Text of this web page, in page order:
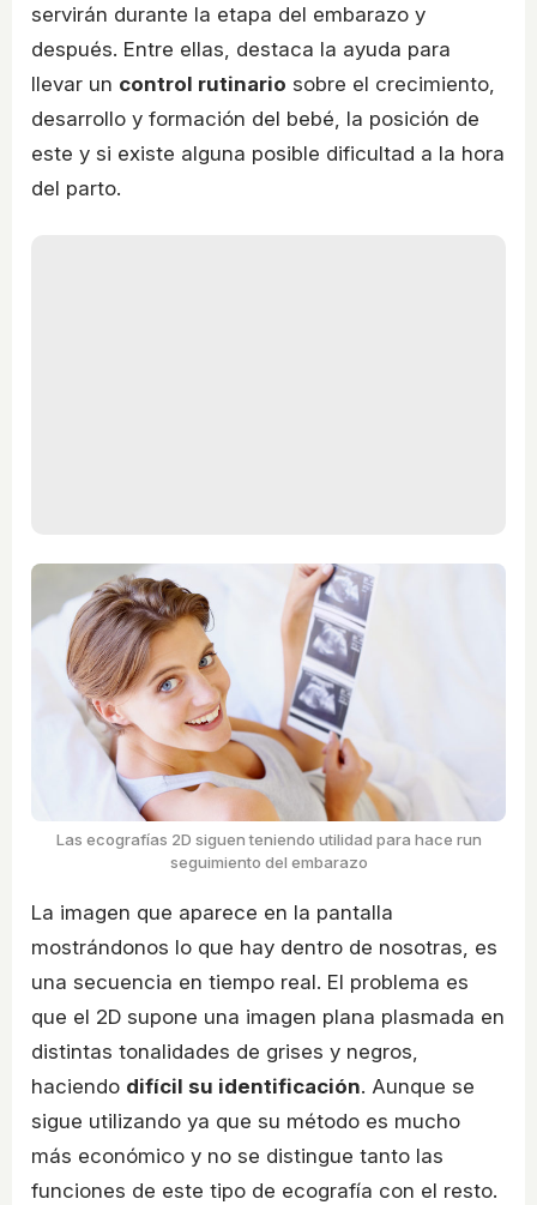
servirán durante la etapa del embarazo y
después. Entre ellas, destaca la ayuda para
llevar un control rutinario sobre el crecimiento,
desarrollo y formación del bebé, la posición de
este y si existe alguna posible dificultad a la hora
del parto.
Las ecografías 2D siguen teniendo utilidad para hace run
seguimiento del embarazo
La imagen que aparece en la pantalla
mostrándonos lo que hay dentro de nosotras, es
una secuencia en tiempo real. El problema es
que el 2D supone una imagen plana plasmada en
distintas tonalidades de grises y negros,
haciendo difícil su identificación. Aunque se
sigue utilizando ya que su método es mucho
más económico y no se distingue tanto las
funciones de este tipo de ecografía con el resto.